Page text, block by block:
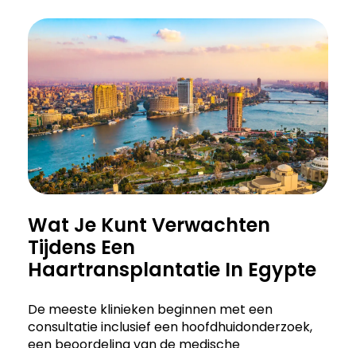
Wat Je Kunt Verwachten
Tijdens Een
Haartransplantatie In Egypte
De meeste klinieken beginnen met een
consultatie inclusief een hoofdhuidonderzoek,